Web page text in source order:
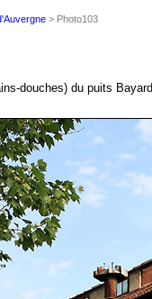
> Photo103
douches) du puits